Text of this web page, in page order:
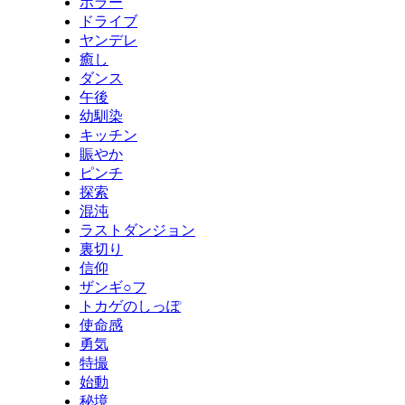
ドライブ
ヤンデレ
癒し
ダンス
午後
幼馴染
キッチン
賑やか
ピンチ
探索
混沌
ラストダンジョン
裏切り
信仰
ザンギ○フ
トカゲのしっぽ
使命感
勇気
特撮
始動
秘境